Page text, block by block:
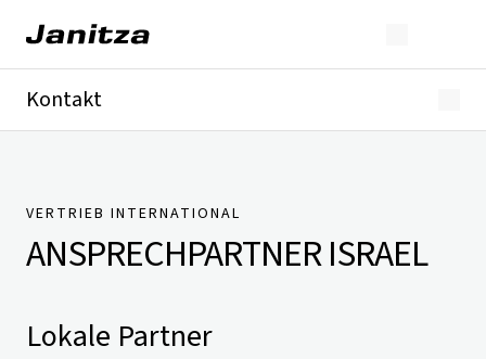
Kontakt
Presse
VERTRIEB INTERNATIONAL
ANSPRECHPARTNERISRAEL
Lokale Partner